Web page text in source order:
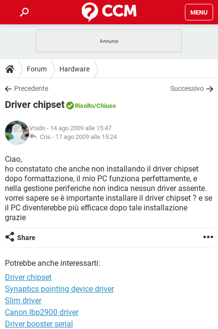
MENU
INTRATTENIMENTO
iOS
INSTAGRAM
TIKTOK
HARDWARE
GUIDE
COVID-19
INSTAGRAM
TIKTOK
HARDWARE
DOWNLOAD
COVID-19
INTRATTENIMENTO
iOS WINDOWS 10
INSTAGRAM
TIKTOK FACEBOOK
HARDWARE
COVID-19
INTRATTENIMENTO
iOS
INSTAGRAM WHATSAPP
TIKTOK FACEBOOK
HARDWARE
GLOSSARIO
COVID-19
INTRATTENIMENTO ANDROID
iOS WINDOWS 10
INSTAGRAM WHATSAPP
TIKTOK
HARDWARE
Forum Hardware
Precedente Successivo
Driver chipset Risolto/Chiuso
Vrado - 14 ago 2009 alle 15:47
Cris - 17 ago 2009 alle 15:24
Ciao,
ho constatato che anche non installando il driver chipset
dopo formattazione, il mio PC funziona perfettamente, e
nella gestione periferiche non indica nessun driver assente.
vorrei sapere se è importante installare il driver chipset ? e se
il PC diventerebbe più efficace dopo tale installazione
grazie
Share
Potrebbe anche interessarti:
Driver chipset
Synaptics pointing device driver
Slim driver
Canon lbp2900 driver
Driver booster serial